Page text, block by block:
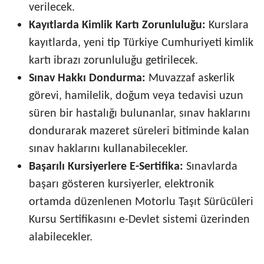
verilecek.
Kayıtlarda Kimlik Kartı Zorunluluğu: Kurslara
kayıtlarda, yeni tip Türkiye Cumhuriyeti kimlik
kartı ibrazı zorunluluğu getirilecek.
Sınav Hakkı Dondurma: Muvazzaf askerlik
görevi, hamilelik, doğum veya tedavisi uzun
süren bir hastalığı bulunanlar, sınav haklarını
dondurarak mazeret süreleri bitiminde kalan
sınav haklarını kullanabilecekler.
Başarılı Kursiyerlere E-Sertifika: Sınavlarda
başarı gösteren kursiyerler, elektronik
ortamda düzenlenen Motorlu Taşıt Sürücüleri
Kursu Sertifikasını e-Devlet sistemi üzerinden
alabilecekler.